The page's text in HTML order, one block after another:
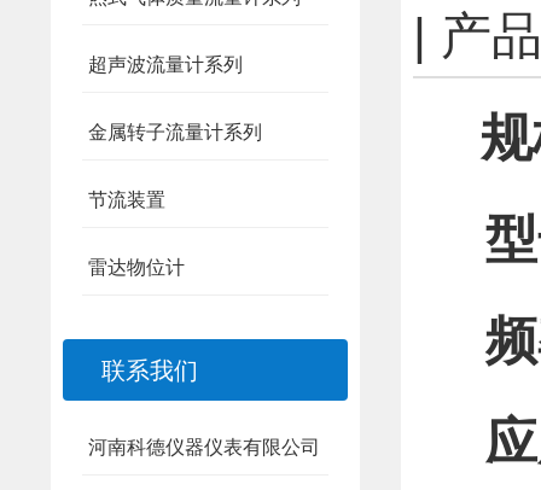
超声波流量计系列
金属转子流量计系列
节流装置
雷达物位计
联系我们
河南科德仪器仪表有限公司
| 产